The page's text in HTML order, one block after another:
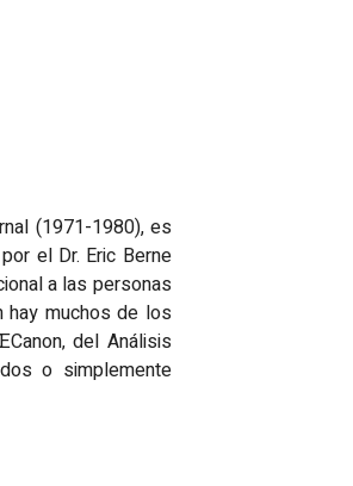
(1971-1980), es
el Dr. Eric Berne
a las personas
muchos de los
del Análisis
o simplemente